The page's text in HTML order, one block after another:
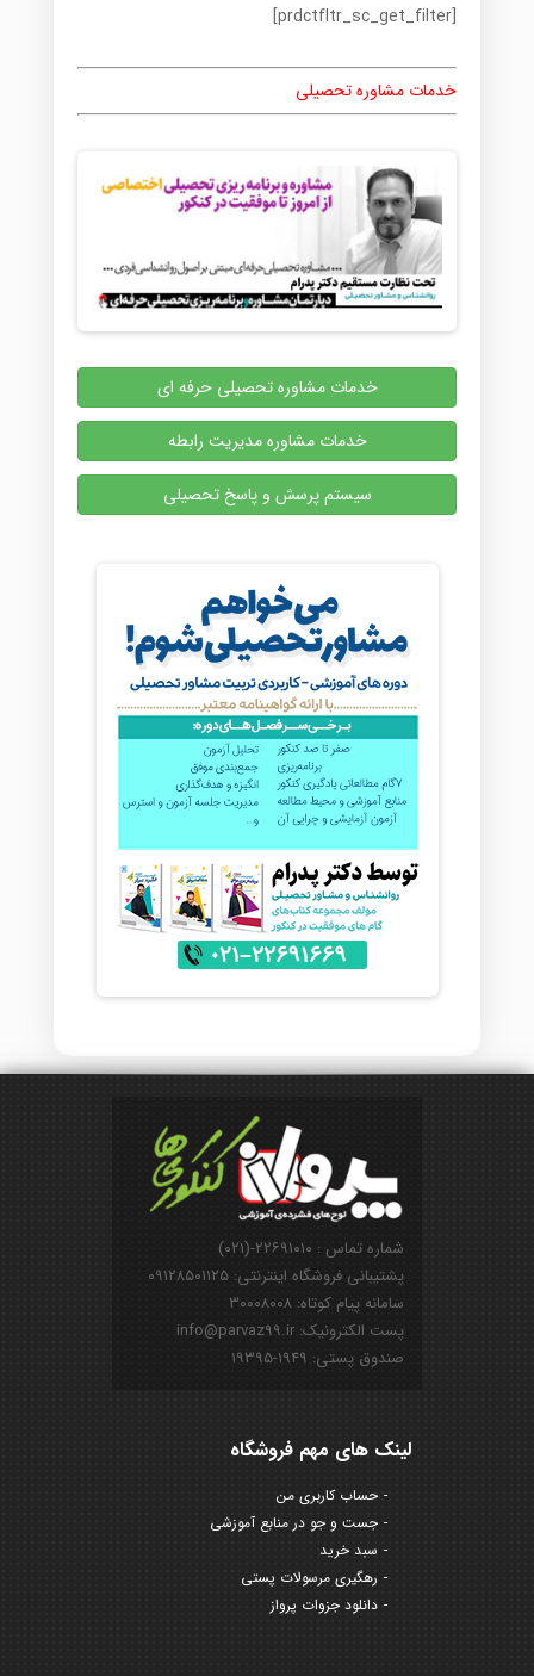
[prdctfltr_sc_get_filter]
خدمات مشاوره تحصیلی
خدمات مشاوره تحصیلی حرفه ای
خدمات مشاوره مدیریت رابطه
سیستم پرسش و پاسخ تحصیلی
شماره تماس : ۲۲۶۹۱۰۱۰-(۰۲۱)
پشتیبانی فروشگاه اینترنتی: ۰۹۱۲۸۵۰۱۱۲۵
سامانه پیام کوتاه: ۳۰۰۰۸۰۰۸
پست الکترونیک: info@parvaz99.ir
صندوق پستی: ۱۹۴۹-۱۹۳۹۵
لینک های مهم فروشگاه
حساب کاربری من
جست و جو در منابع آموزشی
سبد خرید
رهگیری مرسولات پستی
دانلود جزوات پرواز